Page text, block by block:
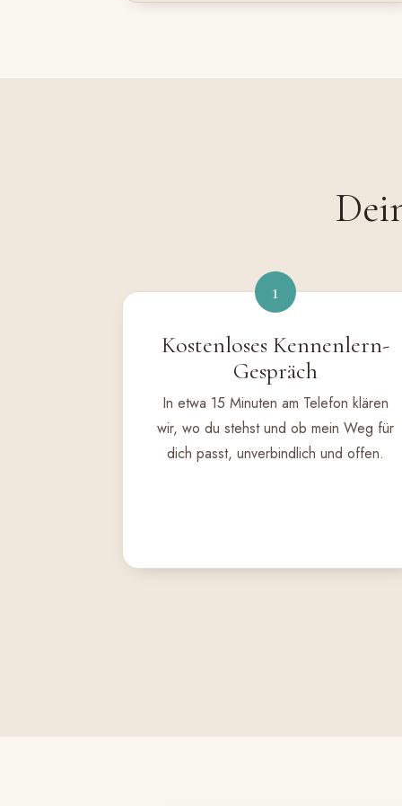
1
Kostenloses Kennenlern-
Gespräch
In etwa 15 Minuten am Telefon klären
wir, wo du stehst und ob mein Weg für
dich passt, unverbindlich und offen.